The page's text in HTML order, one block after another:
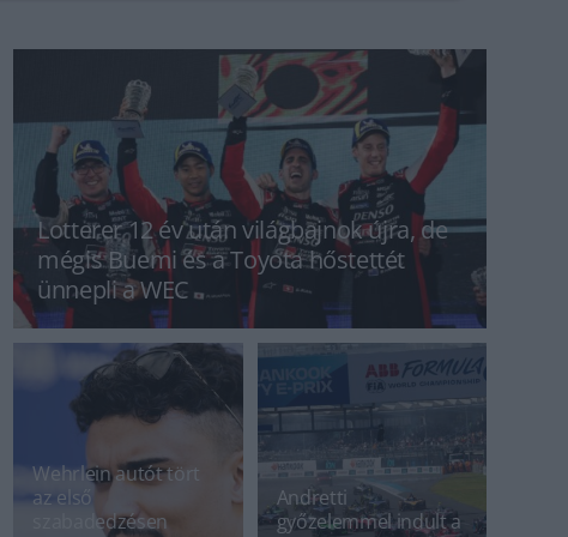
Lotterer 12 év után világbajnok újra, de
mégis Buemi és a Toyota hőstettét
ünnepli a WEC
Wehrlein autót tört
az első
szabadedzésen
Andretti
győzelemmel indult a